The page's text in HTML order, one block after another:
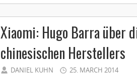
Xiaomi: Hugo Barra über
chinesischen Herstellers
DANIEL KUHN 25. MARCH 2014